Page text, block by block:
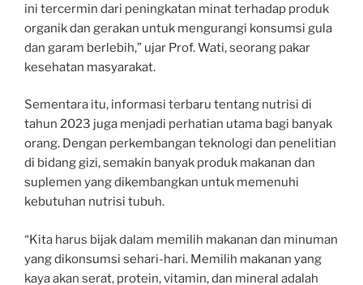
ini tercermin dari peningkatan minat terhadap produk
organik dan gerakan untuk mengurangi konsumsi gula
dan garam berlebih,” ujar Prof. Wati, seorang pakar
kesehatan masyarakat.
Sementara itu, informasi terbaru tentang nutrisi di
tahun 2023 juga menjadi perhatian utama bagi banyak
orang. Dengan perkembangan teknologi dan penelitian
di bidang gizi, semakin banyak produk makanan dan
suplemen yang dikembangkan untuk memenuhi
kebutuhan nutrisi tubuh.
“Kita harus bijak dalam memilih makanan dan minuman
yang dikonsumsi sehari-hari. Memilih makanan yang
kaya akan serat, protein, vitamin, dan mineral adalah